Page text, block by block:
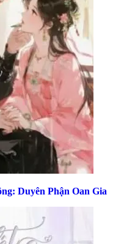
Duyên Phận Oan Gia